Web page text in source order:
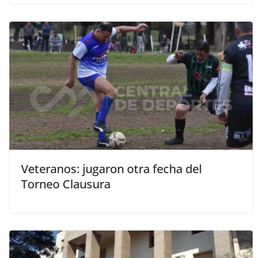
Veteranos: jugaron otra fecha del
Torneo Clausura